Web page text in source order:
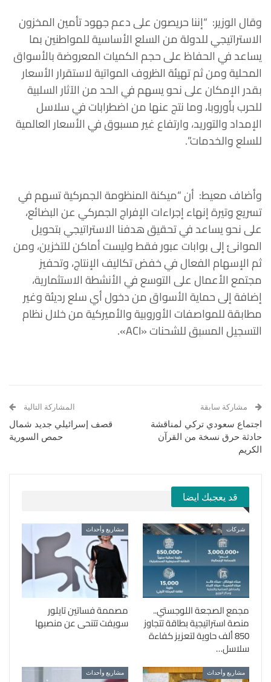
وقال الوزير: “إننا حريصون على دعم جهود تأمين المخزون
الاستراتيجي للدولة من السلع الأساسية للمواطنين بما
يساعد في الحفاظ على حجم الكميات المعروضة بالأسواق
المحلية ومن ثم تهيئة الظروف المواتية لاستقرار الأسعار
بقدر الإمكان على نحو يسهم في الحد من الآثار السلبية
للحرب بأوروبا، وما نتج عنها من اضطرابات في سلاسل
الإمداد والتوريد، وارتفاع غير مسبوق في الأسعار العالمية
للسلع والخدمات”.
وأضاف معيط: أن “ميكنة المنظومة الجمركية تسهم في
تسريع وتيرة إنهاء إجراءات الإفراج الجمركي عن البضائع،
على نحو يساعد في تحقيق هدفنا الاستراتيجي بتحويل
الموانئ إلى بوابات عبور فقط وليست أماكن للتخزين، ومن
ثم الإسهام الفعال في خفض تكاليف الإنتاج، وتحفيز
مجتمع الأعمال على التوسع في الأنشطة الاستثمارية،
إضافة إلى حماية الأسواق من دخول أي سلع رديئة وغير
مطابقة للمواصفات الأوروبية والأميركية من خلال نظام
التسجيل المسبق للشحنات «ACI».
مشاركة سابقة
اجتماع سعودي تركي لمناقشة
حادثة حرق نسخة من القرآن
الكريم
المشاركة التالية
قصف إسرائيلي جديد شمال
حمص السورية
قد يعجبك ايضا
شركات
مجمع الصجعة اللوجستي..
منصة استراتيجية بطاقة تتجاوز
850 ألف حاوية لتعزيز كفاءة
سلاسل…
مشاريع وأحداث
مصممة فساتين تايلور
سويفت تتنحى عن منصبها
مشاريع وأحداث مشاريع وأحداث